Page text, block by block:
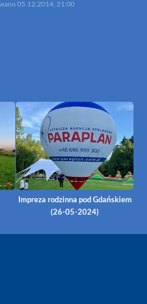
05.12.2014, 21:00
Impreza rodzinna pod Gdańskiem
(26-05-2024)